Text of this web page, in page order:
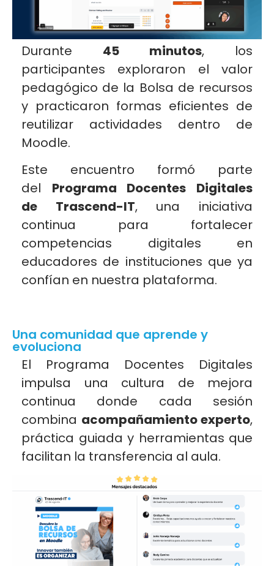
Durante 45 minutos, los
participantes exploraron el valor
pedagógico de la Bolsa de recursos
y practicaron formas eficientes de
reutilizar actividades dentro de
Moodle.
Este encuentro formó parte
del Programa Docentes Digitales
de Trascend-IT, una iniciativa
continua para fortalecer
competencias digitales en
educadores de instituciones que ya
confían en nuestra plataforma.
Una comunidad que aprende y
evoluciona
El Programa Docentes Digitales
impulsa una cultura de mejora
continua donde cada sesión
combina acompañamiento experto,
práctica guiada y herramientas que
facilitan la transferencia al aula.